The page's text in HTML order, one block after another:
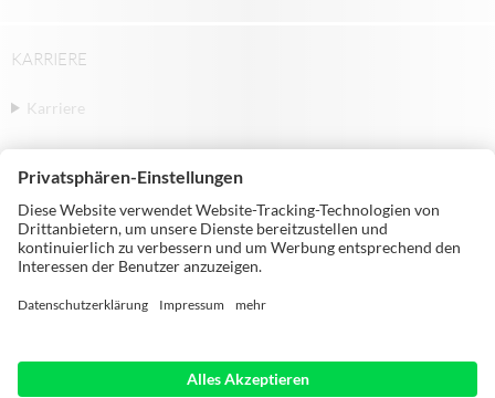
KARRIERE
Karriere
97941 Tauberbischofsheim | Germany |